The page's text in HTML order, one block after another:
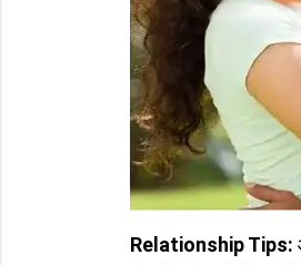
Relationship Tips: